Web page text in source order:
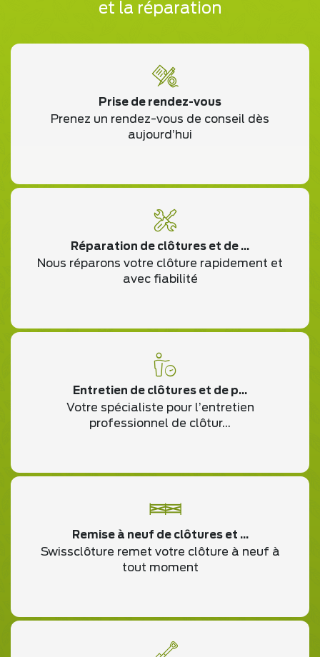
et la réparation
Prise de rendez-vous
Prenez un rendez-vous de conseil dès
aujourd’hui
Réparation de clôtures et de ...
Nous réparons votre clôture rapidement et
avec fiabilité
Entretien de clôtures et de p...
Votre spécialiste pour l’entretien
professionnel de clôtur...
Remise à neuf de clôtures et ...
Swissclôture remet votre clôture à neuf à
tout moment